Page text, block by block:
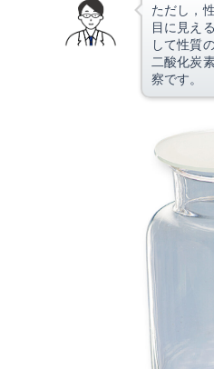
ただし，
目に見え
して性質
二酸化炭
察です。